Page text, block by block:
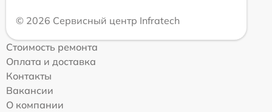
© 2026 Сервисный центр Infratech
Стоимость ремонта
Оплата и доставка
Контакты
Вакансии
О компании